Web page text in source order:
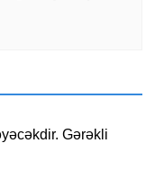
Gərəkli